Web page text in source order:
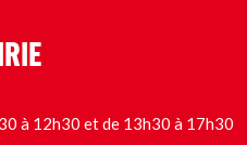
à 12h30 et de 13h30 à 17h30